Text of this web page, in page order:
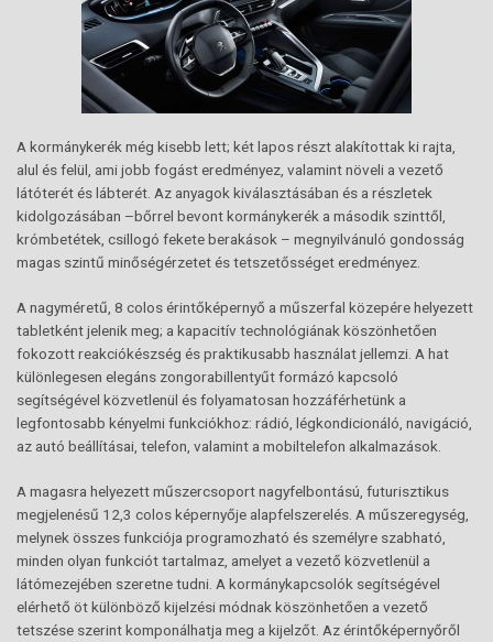
A kormánykerék még kisebb lett; két lapos részt alakítottak ki rajta,
alul és felül, ami jobb fogást eredményez, valamint növeli a vezető
látóterét és lábterét. Az anyagok kiválasztásában és a részletek
kidolgozásában –bőrrel bevont kormánykerék a második szinttől,
krómbetétek, csillogó fekete berakások – megnyilvánuló gondosság
magas szintű minőségérzetet és tetszetősséget eredményez.
A nagyméretű, 8 colos érintőképernyő a műszerfal közepére helyezett
tabletként jelenik meg; a kapacitív technológiának köszönhetően
fokozott reakciókészség és praktikusabb használat jellemzi. A hat
különlegesen elegáns zongorabillentyűt formázó kapcsoló
segítségével közvetlenül és folyamatosan hozzáférhetünk a
legfontosabb kényelmi funkciókhoz: rádió, légkondicionáló, navigáció,
az autó beállításai, telefon, valamint a mobiltelefon alkalmazások.
A magasra helyezett műszercsoport nagyfelbontású, futurisztikus
megjelenésű 12,3 colos képernyője alapfelszerelés. A műszeregység,
melynek összes funkciója programozható és személyre szabható,
minden olyan funkciót tartalmaz, amelyet a vezető közvetlenül a
látómezejében szeretne tudni. A kormánykapcsolók segítségével
elérhető öt különböző kijelzési módnak köszönhetően a vezető
tetszése szerint komponálhatja meg a kijelzőt. Az érintőképernyőről